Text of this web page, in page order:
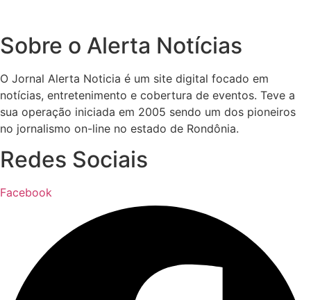
Sobre o Alerta Notícias
O Jornal Alerta Noticia é um site digital focado em
notícias, entretenimento e cobertura de eventos. Teve a
sua operação iniciada em 2005 sendo um dos pioneiros
no jornalismo on-line no estado de Rondônia.
Redes Sociais
Facebook